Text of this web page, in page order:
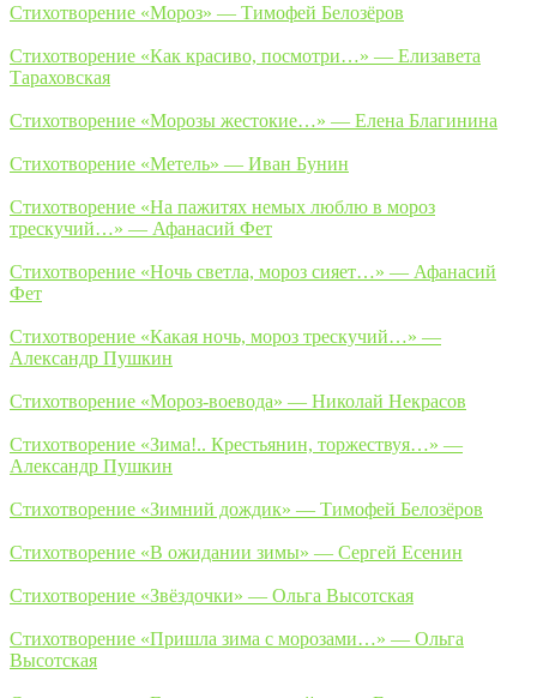
Стихотворение «Мороз» — Тимофей Белозёров
Стихотворение «Как красиво, посмотри…» — Елизавета
Тараховская
Стихотворение «Морозы жестокие…» — Елена Благинина
Стихотворение «Метель» — Иван Бунин
Стихотворение «На пажитях немых люблю в мороз
трескучий…» — Афанасий Фет
Стихотворение «Ночь светла, мороз сияет…» — Афанасий
Фет
Стихотворение «Какая ночь, мороз трескучий…» —
Александр Пушкин
Стихотворение «Мороз-воевода» — Николай Некрасов
Стихотворение «Зима!.. Крестьянин, торжествуя…» —
Александр Пушкин
Стихотворение «Зимний дождик» — Тимофей Белозёров
Стихотворение «В ожидании зимы» — Сергей Есенин
Стихотворение «Звёздочки» — Ольга Высотская
Стихотворение «Пришла зима с морозами…» — Ольга
Высотская